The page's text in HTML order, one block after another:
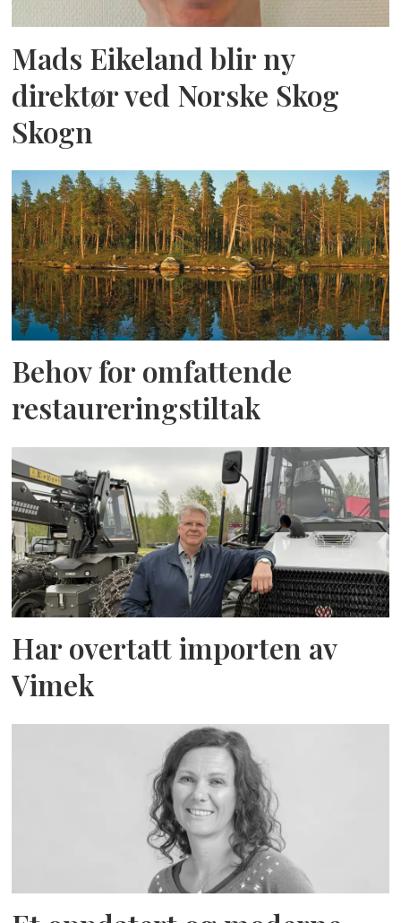
Mads Eikeland blir ny
direktør ved Norske Skog
Skogn
Behov for omfattende
restaureringstiltak
Har overtatt importen av
Vimek